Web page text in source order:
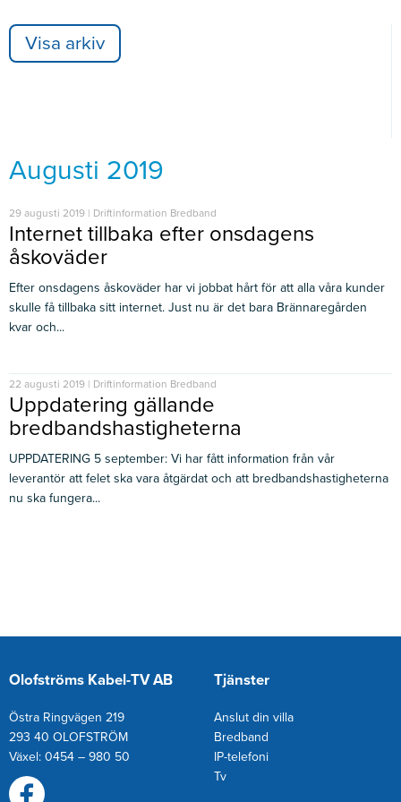
Visa arkiv
Augusti 2019
29 augusti 2019 | Driftinformation Bredband
Internet tillbaka efter onsdagens
åskoväder
Efter onsdagens åskoväder har vi jobbat hårt för att alla våra kunder
skulle få tillbaka sitt internet. Just nu är det bara Brännaregården
kvar och...
22 augusti 2019 | Driftinformation Bredband
Uppdatering gällande
bredbandshastigheterna
UPPDATERING 5 september: Vi har fått information från vår
leverantör att felet ska vara åtgärdat och att bredbandshastigheterna
nu ska fungera...
Olofströms Kabel-TV AB
Östra Ringvägen 219
293 40 OLOFSTRÖM
Växel: 0454 – 980 50
Tjänster
Anslut din villa
Bredband
IP-telefoni
Tv